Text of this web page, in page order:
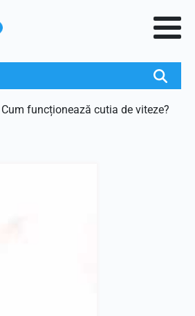
Cum funcționează cutia de viteze?